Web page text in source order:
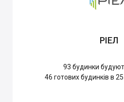
РІЕЛ
93 будинки
46 готових будинків в